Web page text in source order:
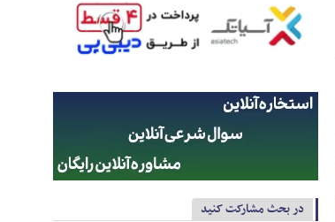
در بحث مشارکت کنید